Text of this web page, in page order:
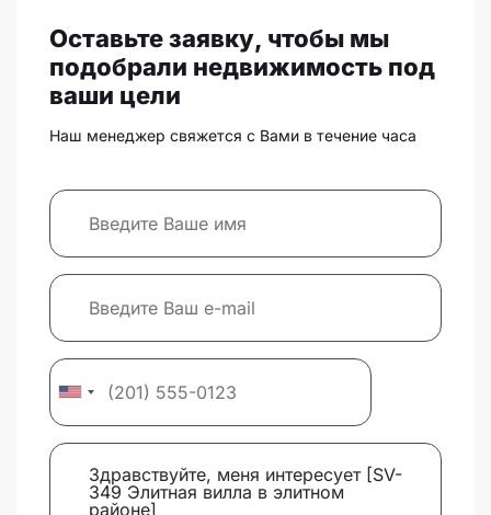
Оставьте заявку, чтобы мы
подобрали недвижимость под
ваши цели
Наш менеджер свяжется с Вами в течение часа